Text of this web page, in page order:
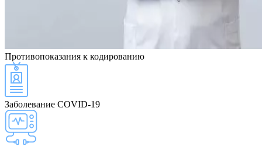
Противопоказания к кодированию
Заболевание COVID-19